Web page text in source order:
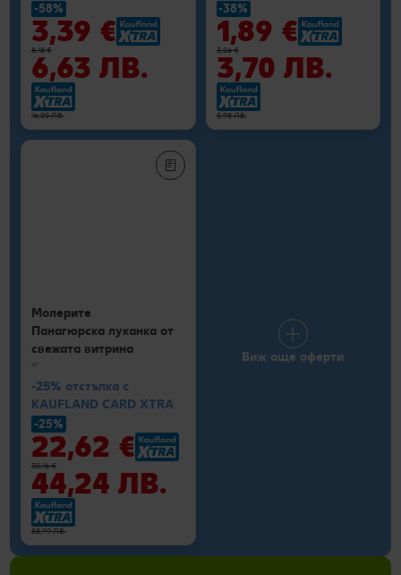
-58%
3,39 €
8,18 €
6,63 ЛВ.
16,00 ЛВ.
-38%
1,89 €
3,06 €
3,70 ЛВ.
5,98 ЛВ.
Молерите
Панагюрска луканка от
свежата витрина
кг
-25% отстъпка с
KAUFLAND CARD XTRA
-25%
22,62 €
30,16 €
44,24 ЛВ.
58,99 ЛВ.
Виж още оферти